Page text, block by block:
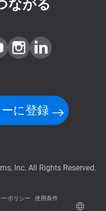
ながる
に登録
Inc. All Rights Reserved.
ポリシー 使用条件